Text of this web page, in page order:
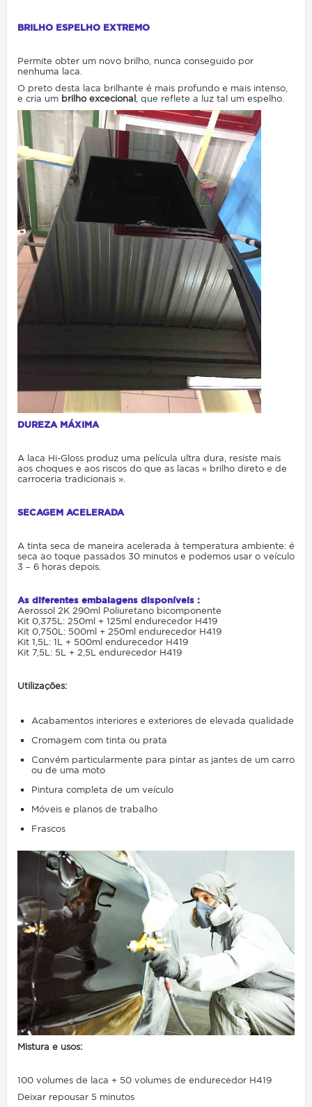
BRILHO ESPELHO EXTREMO
Permite obter um novo brilho, nunca conseguido por
nenhuma laca.
O preto desta laca brilhante é mais profundo e mais intenso,
e cria um brilho excecional , que reflete a luz tal um espelho.
DUREZA MÁXIMA
A laca Hi-Gloss produz uma película ultra dura, resiste mais
aos choques e aos riscos do que as lacas « brilho direto e de
carroceria tradicionais ».
SECAGEM ACELERADA
A tinta seca de maneira acelerada à temperatura ambiente: é
seca ao toque passados 30 minutos e podemos usar o veículo
3 – 6 horas depois.
As diferentes embalagens disponíveis :
Aerossol 2K 290ml Poliuretano bicomponente
Kit 0,375L: 250ml + 125ml endurecedor H419
Kit 0,750L: 500ml + 250ml endurecedor H419
Kit 1,5L: 1L + 500ml endurecedor H419
Kit 7,5L: 5L + 2,5L endurecedor H419
Utilizações:
Acabamentos interiores e exteriores de elevada qualidade
Cromagem com tinta ou prata
Convém particularmente para pintar as jantes de um carro
ou de uma moto
Pintura completa de um veículo
Móveis e planos de trabalho
Frascos
Mistura e usos:
100 volumes de laca + 50 volumes de endurecedor H419
Deixar repousar 5 minutos